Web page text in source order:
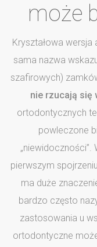
może
Kryształowa
sama nazwa
szafirowych)
nie rzucają się
ortodontycznych
powleczone
pierwszym
ma duże
bardzo często
zastosowania u
ortodontyczne